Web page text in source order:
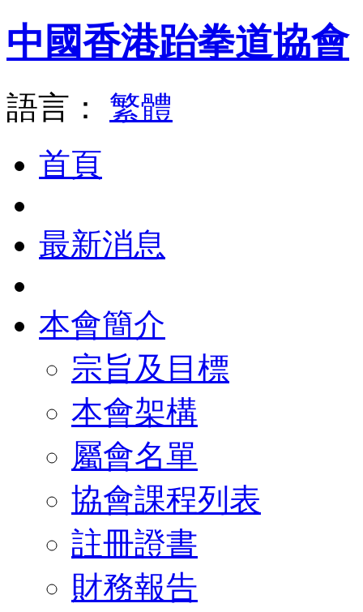
中國香港跆拳道協會
語言： 繁體
首頁
最新消息
本會簡介
宗旨及目標
本會架構
屬會名單
協會課程列表
註冊證書
財務報告